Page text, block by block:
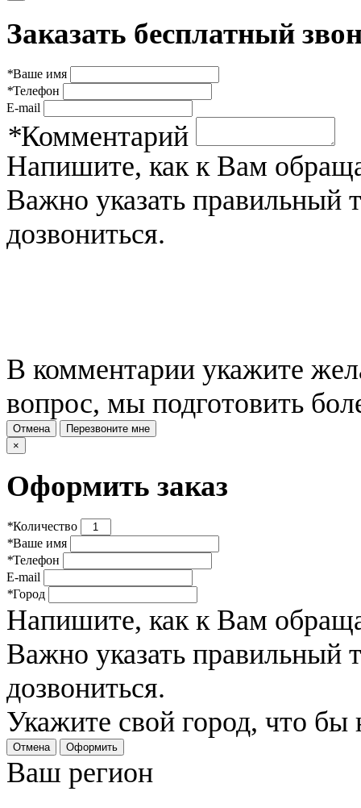
Заказать бесплатный
*Ваше имя
*Телефон
E-mail
*Комментарий
Напишите, как к Вам
Важно указать
дозвониться.
В комментарии укажите
вопрос, мы подготовить
Отмена
Перезвоните мне
×
Оформить заказ
*Количество
*Ваше имя
*Телефон
E-mail
*Город
Напишите, как к Вам
Важно указать
дозвониться.
Укажите свой город, что
Отмена Оформить
Ваш регион